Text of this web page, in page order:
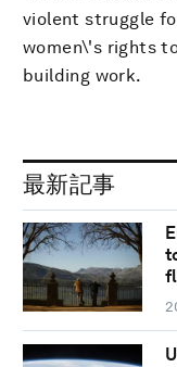
violent struggle
women\'s rights
building work.
最新記事